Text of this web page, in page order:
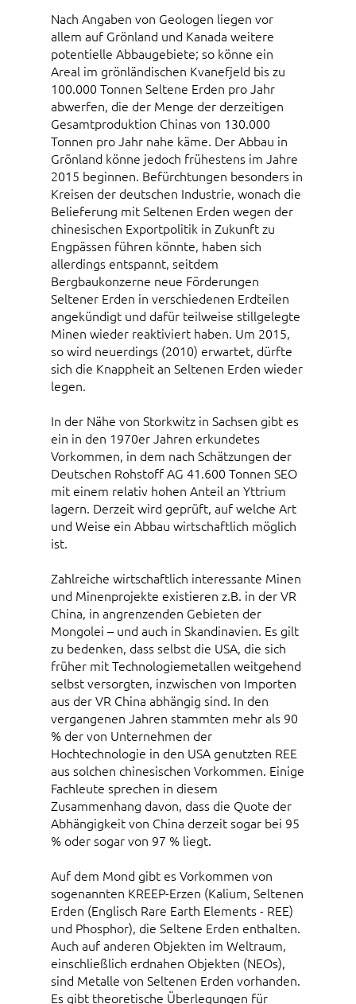
Nach Angaben von Geologen liegen vor
allem auf Grönland und Kanada weitere
potentielle Abbaugebiete; so könne ein
Areal im grönländischen Kvanefjeld bis zu
100.000 Tonnen Seltene Erden pro Jahr
abwerfen, die der Menge der derzeitigen
Gesamtproduktion Chinas von 130.000
Tonnen pro Jahr nahe käme. Der Abbau in
Grönland könne jedoch frühestens im Jahre
2015 beginnen. Befürchtungen besonders in
Kreisen der deutschen Industrie, wonach die
Belieferung mit Seltenen Erden wegen der
chinesischen Exportpolitik in Zukunft zu
Engpässen führen könnte, haben sich
allerdings entspannt, seitdem
Bergbaukonzerne neue Förderungen
Seltener Erden in verschiedenen Erdteilen
angekündigt und dafür teilweise stillgelegte
Minen wieder reaktiviert haben. Um 2015,
so wird neuerdings (2010) erwartet, dürfte
sich die Knappheit an Seltenen Erden wieder
legen.
In der Nähe von Storkwitz in Sachsen gibt es
ein in den 1970er Jahren erkundetes
Vorkommen, in dem nach Schätzungen der
Deutschen Rohstoff AG 41.600 Tonnen SEO
mit einem relativ hohen Anteil an Yttrium
lagern. Derzeit wird geprüft, auf welche Art
und Weise ein Abbau wirtschaftlich möglich
ist.
Zahlreiche wirtschaftlich interessante Minen
und Minenprojekte existieren z.B. in der VR
China, in angrenzenden Gebieten der
Mongolei – und auch in Skandinavien. Es gilt
zu bedenken, dass selbst die USA, die sich
früher mit Technologiemetallen weitgehend
selbst versorgten, inzwischen von Importen
aus der VR China abhängig sind. In den
vergangenen Jahren stammten mehr als 90
% der von Unternehmen der
Hochtechnologie in den USA genutzten REE
aus solchen chinesischen Vorkommen. Einige
Fachleute sprechen in diesem
Zusammenhang davon, dass die Quote der
Abhängigkeit von China derzeit sogar bei 95
% oder sogar von 97 % liegt.
Auf dem Mond gibt es Vorkommen von
sogenannten KREEP-Erzen (Kalium, Seltenen
Erden (Englisch Rare Earth Elements - REE)
und Phosphor), die Seltene Erden enthalten.
Auch auf anderen Objekten im Weltraum,
einschließlich erdnahen Objekten (NEOs),
sind Metalle von Seltenen Erden vorhanden.
Es gibt theoretische Überlegungen für